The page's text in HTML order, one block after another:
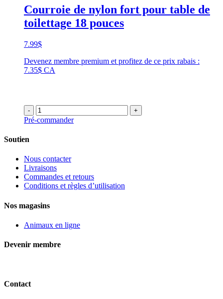
Courroie de nylon fort pour table de
toilettage 18 pouces
7.99$
Devenez membre premium et profitez de ce prix rabais :
7.35$ CA
- +
Pré-commander
Soutien
Nous contacter
Livraisons
Commandes et retours
Conditions et règles d’utilisation
Nos magasins
Animaux en ligne
Devenir membre
Contact